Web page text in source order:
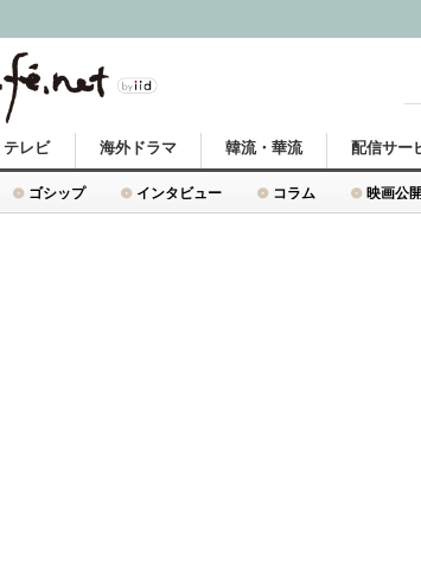
ゴシップ インタビュー コラム 映画公
テレビ 海外ドラマ 韓流・華流 配信サー